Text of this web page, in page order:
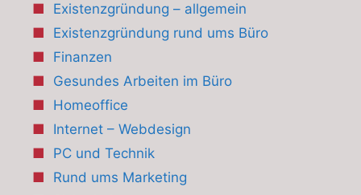
Existenzgründung – allgemein
Existenzgründung rund ums Büro
Finanzen
Gesundes Arbeiten im Büro
Homeoffice
Internet – Webdesign
PC und Technik
Rund ums Marketing